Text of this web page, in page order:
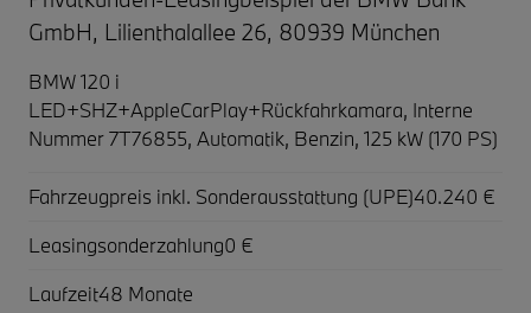
GmbH, Lilienthalallee 26, 80939 München
BMW 120 i
LED+SHZ+AppleCarPlay+Rückfahrkamara, Interne
Nummer 7T76855, Automatik, Benzin, 125 kW (170 PS)
Fahrzeugpreis inkl. Sonderausstattung (UPE)40.240 €
Leasingsonderzahlung0 €
Laufzeit48 Monate